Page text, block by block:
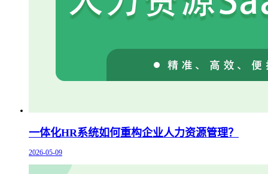
一体化HR系统如何重构企业人力资源管理？
2026-05-09